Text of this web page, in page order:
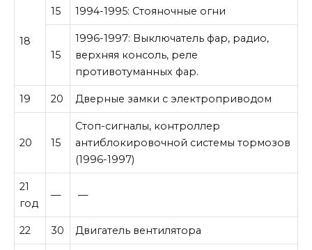
18
15 1994-1995: Стояночные огни
15
1996-1997: Выключатель фар, радио,
верхняя консоль, реле
противотуманных фар.
19 20 Дверные замки с электроприводом
20 15
Стоп-сигналы, контроллер
антиблокировочной системы тормозов
(1996-1997)
21
год
— —
22 30 Двигатель вентилятора